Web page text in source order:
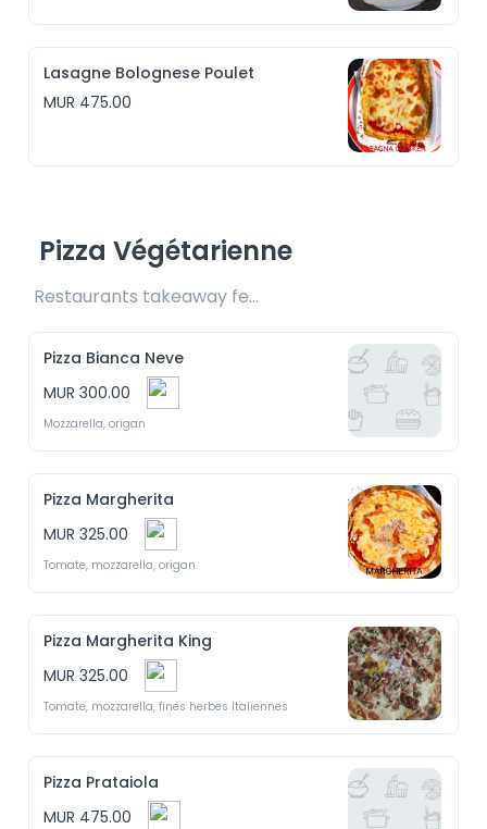
Lasagne Bolognese Poulet
MUR 475.00
Pizza Végétarienne
Restaurants takeaway fee Rs25/Rs35 included
Pizza Bianca Neve
MUR 300.00
Pizza Margherita
MUR 325.00
Pizza Margherita King
MUR 325.00
Tomate, mozzarella, fines herbes Italiennes
Pizza Prataiola
MUR 475.00